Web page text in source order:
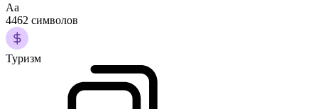
Аа
4462 символов
Туризм